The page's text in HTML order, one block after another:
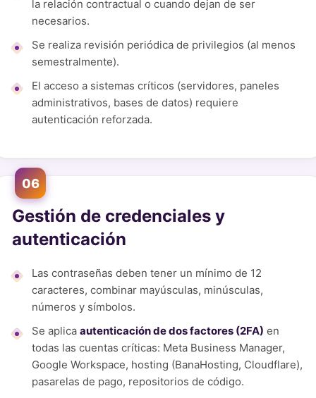
la relación contractual o cuando dejan de ser
necesarios.
Se realiza revisión periódica de privilegios (al menos
semestralmente).
El acceso a sistemas críticos (servidores, paneles
administrativos, bases de datos) requiere
autenticación reforzada.
06
Gestión de credenciales y
autenticación
Las contraseñas deben tener un mínimo de 12
caracteres, combinar mayúsculas, minúsculas,
números y símbolos.
Se aplica autenticación de dos factores (2FA) en
todas las cuentas críticas: Meta Business Manager,
Google Workspace, hosting (BanaHosting, Cloudflare),
pasarelas de pago, repositorios de código.